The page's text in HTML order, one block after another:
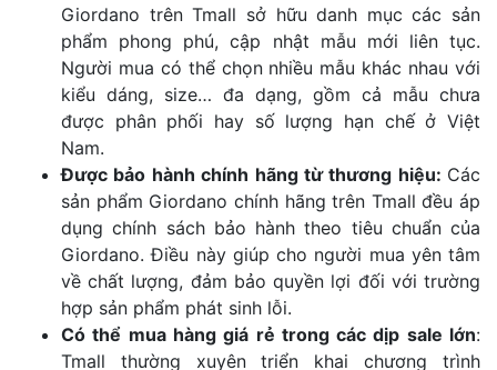
Giordano trên Tmall sở hữu danh mục các sản
phẩm phong phú, cập nhật mẫu mới liên tục.
Người mua có thể chọn nhiều mẫu khác nhau với
kiểu dáng, size… đa dạng, gồm cả mẫu chưa
được phân phối hay số lượng hạn chế ở Việt
Nam.
Được bảo hành chính hãng từ thương hiệu: Các
sản phẩm Giordano chính hãng trên Tmall đều áp
dụng chính sách bảo hành theo tiêu chuẩn của
Giordano. Điều này giúp cho người mua yên tâm
về chất lượng, đảm bảo quyền lợi đối với trường
hợp sản phẩm phát sinh lỗi.
Có thể mua hàng giá rẻ trong các dịp sale lớn:
Tmall thường xuyên triển khai chương trình